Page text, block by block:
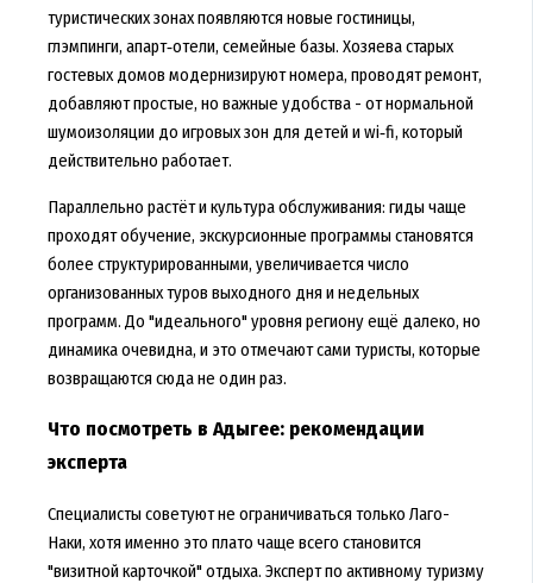
туристических зонах появляются новые гостиницы,
глэмпинги, апарт‑отели, семейные базы. Хозяева старых
гостевых домов модернизируют номера, проводят ремонт,
добавляют простые, но важные удобства - от нормальной
шумоизоляции до игровых зон для детей и wi‑fi, который
действительно работает.
Параллельно растёт и культура обслуживания: гиды чаще
проходят обучение, экскурсионные программы становятся
более структурированными, увеличивается число
организованных туров выходного дня и недельных
программ. До "идеального" уровня региону ещё далеко, но
динамика очевидна, и это отмечают сами туристы, которые
возвращаются сюда не один раз.
Что посмотреть в Адыгее: рекомендации
эксперта
Специалисты советуют не ограничиваться только Лаго-
Наки, хотя именно это плато чаще всего становится
"визитной карточкой" отдыха. Эксперт по активному туризму